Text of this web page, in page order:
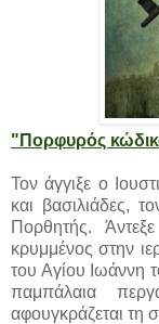
"Πορφυρός
Τον άγγιξε ο
και βασιλιάδες,
Πορθητής.
κρυμμένος στην
του Αγίου Ιωάννη
παμπάλαια
αφουγκράζεται τη